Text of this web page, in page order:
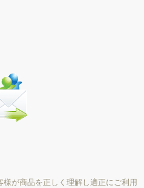
が商品を正しく理解し適正にご利用